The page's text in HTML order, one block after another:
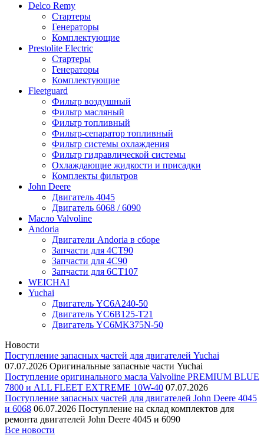
Delco Remy
Стартеры
Генераторы
Комплектующие
Prestolite Electric
Стартеры
Генераторы
Комплектующие
Fleetguard
Фильтр воздушный
Фильтр масляный
Фильтр топливный
Фильтр-сепаратор топливный
Фильтр системы охлаждения
Фильтр гидравлической системы
Охлаждающие жидкости и присадки
Комплекты фильтров
John Deere
Двигатель 4045
Двигатель 6068 / 6090
Масло Valvoline
Andoria
Двигатели Andoria в сборе
Запчасти для 4CT90
Запчасти для 4С90
Запчасти для 6CT107
WEICHAI
Yuchai
Двигатель YC6A240-50
Двигатель YC6B125-T21
Двигатель YC6MK375N-50
Новости
Поступление запасных частей для двигателей Yuchai
07.07.2026 Оригинальные запасные части Yuchai
Поступление оригинального масла Valvoline PREMIUM BLUE
7800 и ALL FLEET EXTREME 10W-40 07.07.2026
Поступление запасных частей для двигателей John Deere 4045
и 6068 06.07.2026 Поступление на склад комплектов для
ремонта двигателей John Deere 4045 и 6090
Все новости